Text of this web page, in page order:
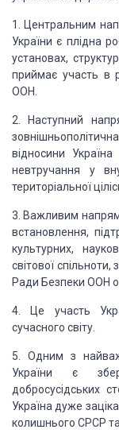
1. Центральним
України є плідна
установах,
приймає участь в
ООН.
2. Наступний
відносини
невтручання у
територіальної
3. Важливим
встановлення,
культурних,
світової
Ради Безпеки ООН
4. Це участь
сучасного світу.
5. Одним з
України є
добросусідських
Україна дуже
колишнього СРСР